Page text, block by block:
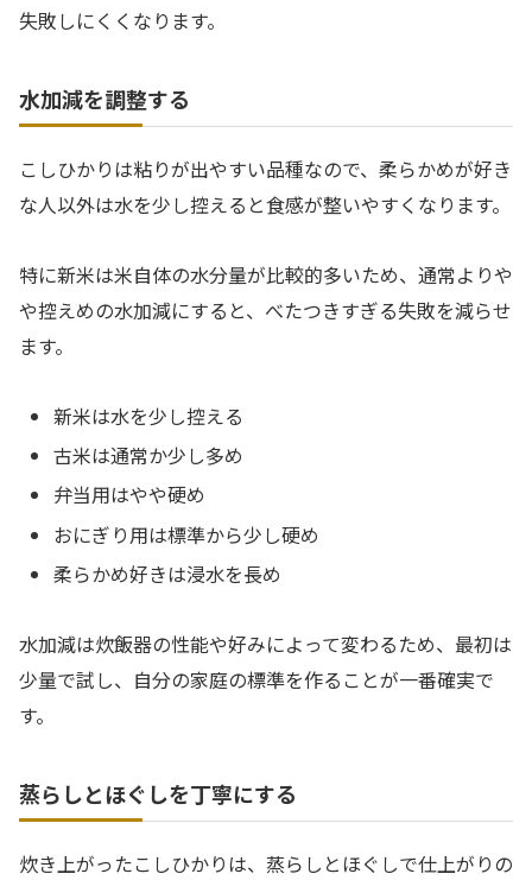
失敗しにくくなります。
水加減を調整する
こしひかりは粘りが出やすい品種なので、柔らかめが好き
な人以外は水を少し控えると食感が整いやすくなります。
特に新米は米自体の水分量が比較的多いため、通常よりや
や控えめの水加減にすると、べたつきすぎる失敗を減らせ
ます。
新米は水を少し控える
古米は通常か少し多め
弁当用はやや硬め
おにぎり用は標準から少し硬め
柔らかめ好きは浸水を長め
水加減は炊飯器の性能や好みによって変わるため、最初は
少量で試し、自分の家庭の標準を作ることが一番確実で
す。
蒸らしとほぐしを丁寧にする
炊き上がったこしひかりは、蒸らしとほぐしで仕上がりの